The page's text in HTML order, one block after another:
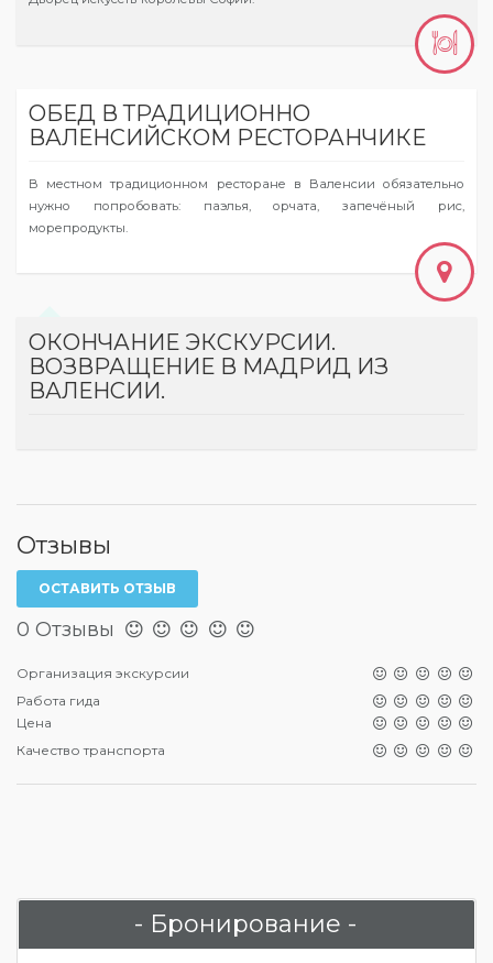
ОБЕД В ТРАДИЦИОННО
ВАЛЕНСИЙСКОМ РЕСТОРАНЧИКЕ
В местном традиционном ресторане в Валенсии обязательно
нужно попробовать: паэлья, орчата, запечёный рис,
морепродукты.
ОКОНЧАНИЕ ЭКСКУРСИИ.
ВОЗВРАЩЕНИЕ В МАДРИД ИЗ
ВАЛЕНСИИ.
Отзывы
ОСТАВИТЬ ОТЗЫВ
0 Отзывы
Организация экскурсии
Работа гида
Цена
Качество транспорта
- Бронирование -